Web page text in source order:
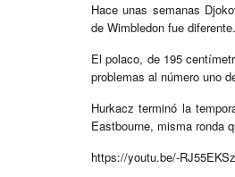
Hace unas semanas
de Wimbledon fue diferente.
El polaco, de 195
problemas al número uno
Hurkacz terminó la
Eastbourne, misma ronda
https://youtu.be/-